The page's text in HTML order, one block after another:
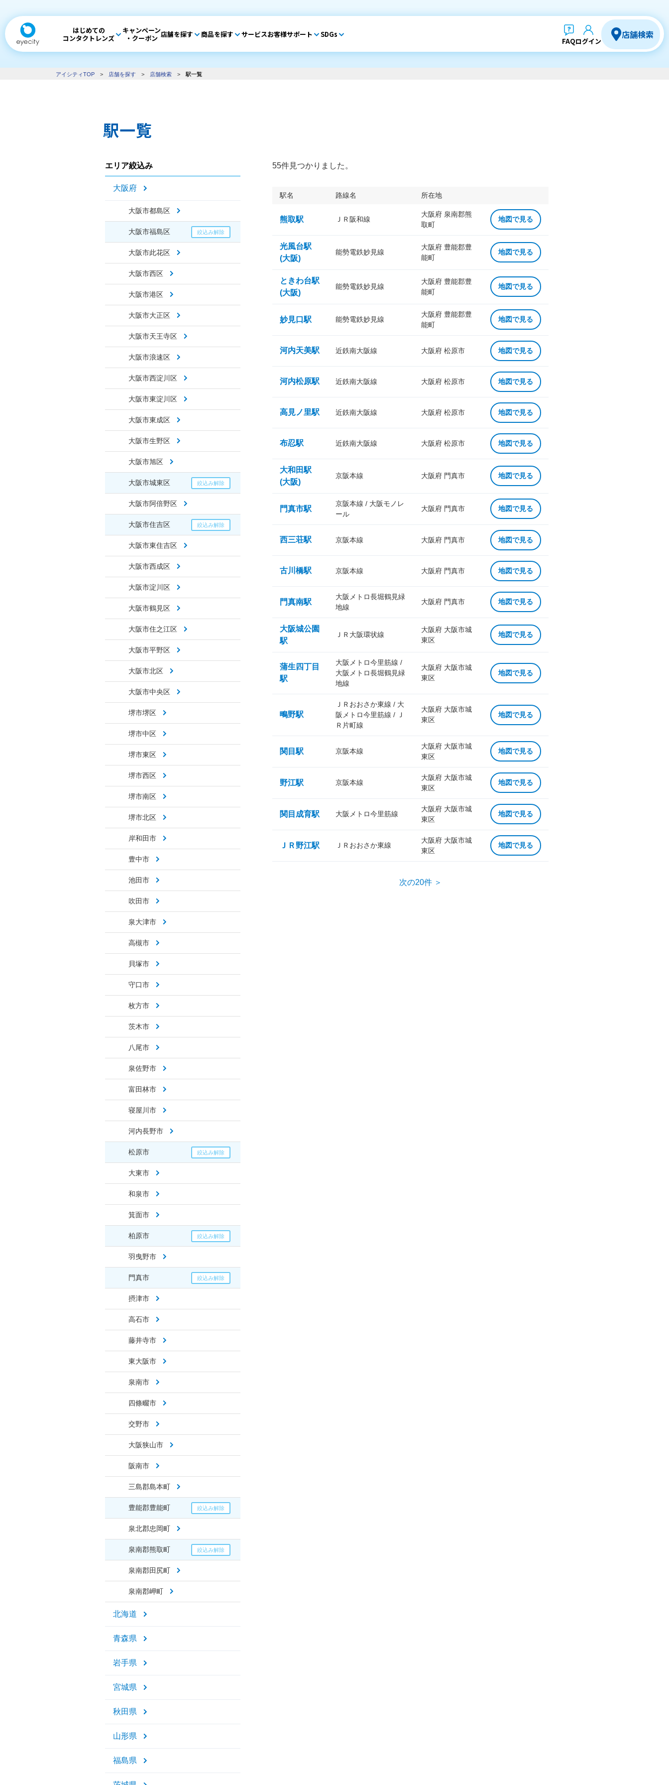
はじめての
コンタクトレンズ
キャンペーン
・クーポン 店舗を探す 商品を探す サービスお客様サポート SDGs
FAQログイン
店舗検索
アイシティTOP > 店舗を探す > 店舗検索 > 駅一覧
駅一覧
エリア絞込み
大阪府
大阪市都島区
大阪市福島区
大阪市此花区
大阪市西区
大阪市港区
大阪市大正区
大阪市天王寺区
大阪市浪速区
大阪市西淀川区
大阪市東淀川区
大阪市東成区
大阪市生野区
大阪市旭区
大阪市城東区
大阪市阿倍野区
大阪市住吉区
大阪市東住吉区
大阪市西成区
大阪市淀川区
大阪市鶴見区
大阪市住之江区
大阪市平野区
大阪市北区
大阪市中央区
堺市堺区
堺市中区
堺市東区
堺市西区
堺市南区
堺市北区
岸和田市
豊中市
池田市
吹田市
泉大津市
高槻市
貝塚市
守口市
枚方市
茨木市
八尾市
泉佐野市
富田林市
寝屋川市
河内長野市
松原市
大東市
和泉市
箕面市
柏原市
羽曳野市
門真市
摂津市
高石市
藤井寺市
東大阪市
泉南市
四條畷市
交野市
大阪狭山市
阪南市
三島郡島本町
豊能郡豊能町
泉北郡忠岡町
泉南郡熊取町
泉南郡田尻町
泉南郡岬町
北海道
青森県
岩手県
宮城県
秋田県
山形県
福島県
55件見つかりました。
駅名 路線名 所在地
熊取駅 ＪＲ阪和線
大阪府 泉南郡熊
取町
地図で見る
光風台駅
(大阪)
能勢電鉄妙見線
大阪府 豊能郡豊
能町
地図で見る
ときわ台駅
(大阪)
能勢電鉄妙見線
大阪府 豊能郡豊
能町
地図で見る
妙見口駅 能勢電鉄妙見線
大阪府 豊能郡豊
能町
地図で見る
河内天美駅 近鉄南大阪線 大阪府 松原市 地図で見る
河内松原駅 近鉄南大阪線 大阪府 松原市 地図で見る
高見ノ里駅 近鉄南大阪線 大阪府 松原市 地図で見る
布忍駅 近鉄南大阪線 大阪府 松原市 地図で見る
大和田駅
(大阪)
京阪本線 大阪府 門真市 地図で見る
門真市駅
京阪本線 / 大阪モノレ
ール
大阪府 門真市 地図で見る
西三荘駅 京阪本線 大阪府 門真市 地図で見る
古川橋駅 京阪本線 大阪府 門真市 地図で見る
門真南駅
大阪メトロ長堀鶴見緑
地線
大阪府 門真市 地図で見る
大阪城公園
駅
ＪＲ大阪環状線
大阪府 大阪市城
東区
地図で見る
蒲生四丁目
駅
大阪メトロ今里筋線 /
大阪メトロ長堀鶴見緑
地線
大阪府 大阪市城
東区
地図で見る
鴫野駅
ＪＲおおさか東線 / 大
阪メトロ今里筋線 / Ｊ
Ｒ片町線
大阪府 大阪市城
東区
地図で見る
関目駅 京阪本線
大阪府 大阪市城
東区
地図で見る
野江駅 京阪本線
大阪府 大阪市城
東区
地図で見る
関目成育駅 大阪メトロ今里筋線
大阪府 大阪市城
東区
地図で見る
ＪＲ野江駅 ＪＲおおさか東線
大阪府 大阪市城
東区
地図で見る
次の20件 ＞